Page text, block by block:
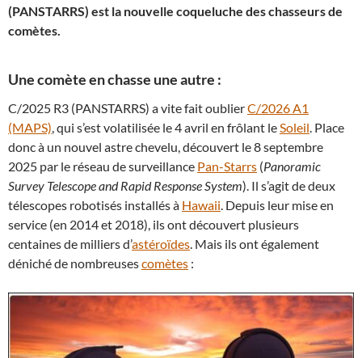
(PANSTARRS) est la nouvelle coqueluche des chasseurs de
comètes.
Une comète en chasse une autre :
C/2025 R3 (PANSTARRS) a vite fait oublierC/2026 A1
(MAPS), qui s’est volatilisée le 4 avril en frôlant leSoleil. Place
donc à un nouvel astre chevelu, découvert le 8 septembre
2025 par le réseau de surveillance Pan-Starrs (Panoramic
Survey Telescope and Rapid Response System). Il s’agit de deux
télescopes robotisés installés à Hawaii. Depuis leur mise en
service (en 2014 et 2018), ils ont découvert plusieurs
centaines de milliers d’astéroïdes. Mais ils ont également
déniché de nombreusescomètes :